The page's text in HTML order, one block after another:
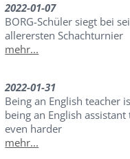
2022-01-07
BORG-Schüler siegt bei
allerersten Schachturnier
mehr...
2022-01-31
Being an English teacher
being an English assistant
even harder
mehr...